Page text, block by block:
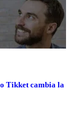
Tikket cambia la